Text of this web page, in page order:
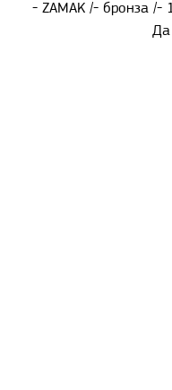
- ZAMAK /- бронза
Да